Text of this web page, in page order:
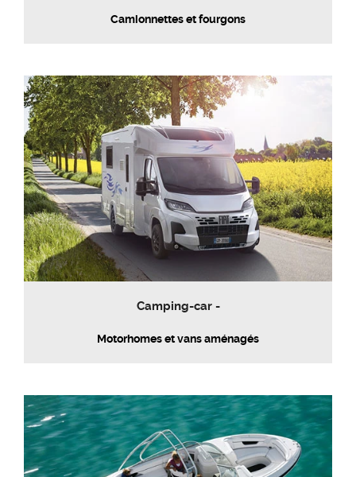
Camionnettes et fourgons
Camping-car -
Motorhomes et vans aménagés